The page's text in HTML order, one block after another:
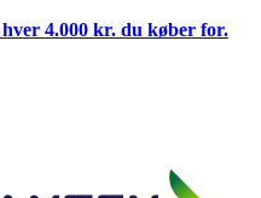
4.000 kr. du køber for.